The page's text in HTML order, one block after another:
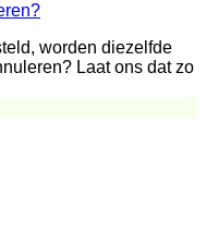
worden diezelfde
Laat ons dat zo